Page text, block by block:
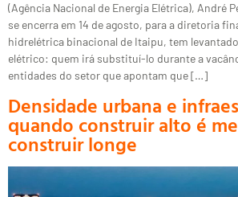
(Agência Nacional de Energia Elétrica), André
se encerra em 14 de agosto, para a diretoria
hidrelétrica binacional de Itaipu, tem
elétrico: quem irá substituí-lo durante a
entidades do setor que apontam que […]
Densidade urbana e
quando construir alto é
construir longe